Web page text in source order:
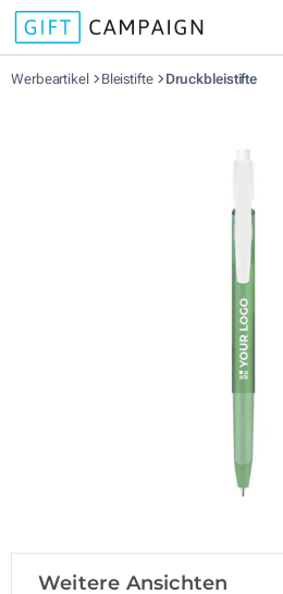
Werbeartikel Bleistifte Druckbleistifte
Weitere Ansichten